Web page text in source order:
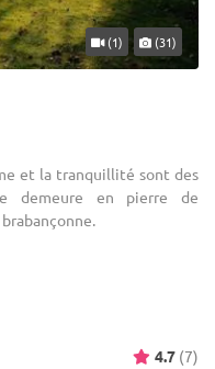
(1) (31)
et la tranquillité sont des
demeure en pierre de
4.7 (7)